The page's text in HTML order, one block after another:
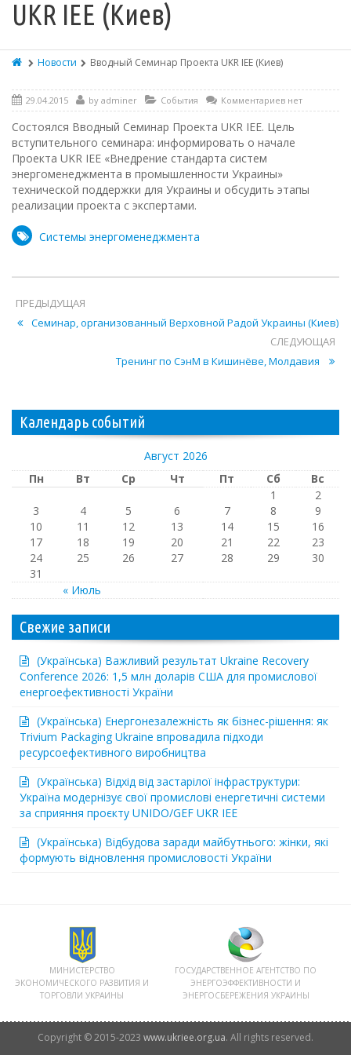
UKR IEE (Киев)
Новости Вводный Семинар Проекта UKR IEE (Киев)
29.04.2015 by adminer События Комментариев нет
Состоялся Вводный Семинар Проекта UKR IEE. Цель
вступительного семинара: информировать о начале
Проекта UKR IEE «Внедрение стандарта систем
энергоменеджмента в промышленности Украины»
технической поддержки для Украины и обсудить этапы
реализации проекта с экспертами.
Системы энергоменеджмента
ПРЕДЫДУЩАЯ
Семинар, организованный Верховной Радой Украины (Киев)
СЛЕДУЮЩАЯ
Тренинг по СэнМ в Кишинёве, Молдавия
Календарь событий
Август 2026
Пн
Вт Ср Чт Пт Сб Вс
« Июль
1
2
3
4 5 6 7 8
9
10
11 12 13 14 15
16
17
18 19 20 21 22
23
24
25 26 27 28 29
30
31
Свежие записи
(Українська) Важливий результат Ukraine Recovery
Conference 2026: 1,5 млн доларів США для промислової
енергоефективності України
(Українська) Енергонезалежність як бізнес-рішення: як
Trivium Packaging Ukraine впровадила підходи
ресурсоефективного виробництва
(Українська) Відхід від застарілої інфраструктури:
Україна модернізує свої промислові енергетичні системи
за сприяння проєкту UNIDO/GEF UKR IEE
(Українська) Відбудова заради майбутнього: жінки, які
формують відновлення промисловості України
МИНИСТЕРСТВО
ЭКОНОМИЧЕСКОГО РАЗВИТИЯ И
ТОРГОВЛИ УКРАИНЫ
ГОСУДАРСТВЕННОЕ АГЕНТСТВО ПО
ЭНЕРГОЭФФЕКТИВНОСТИ И
ЭНЕРГОСБЕРЕЖЕНИЯ УКРАИНЫ
Copyright © 2015-2023 www.ukriee.org.ua. All rights reserved.